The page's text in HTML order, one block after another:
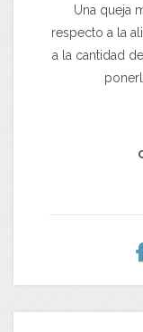
Una queja
respecto a la
a la cantidad